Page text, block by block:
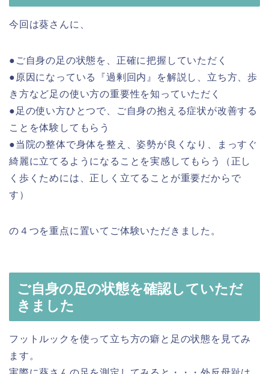
今回は葵さんに、
●ご自身の足の状態を、正確に把握していただく
●原因になっている『過剰回内』を解説し、立ち方、歩
き方など足の使い方の重要性を知っていただく
●足の使い方ひとつで、ご自身の抱える症状が改善する
ことを体験してもらう
●当院の整体で身体を整え、姿勢が良くなり、まっすぐ
綺麗に立てるようになることを実感してもらう（正し
く歩くためには、正しく立てることが重要だからで
す）
の４つを重点に置いてご体験いただきました。
ご自身の足の状態を確認していただ
きました
フットルックを使って立ち方の癖と足の状態を見てみ
ます。